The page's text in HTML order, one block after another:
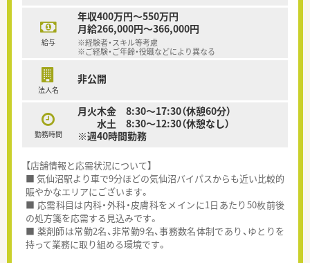
給与
年収400万円～550万円
月給266,000円～366,000円
※経験者・スキル等考慮
※ご経験・ご年齢・役職などにより異なる
法人名
非公開
勤務時間
月火木金 8:30～17:30（休憩60分）
水土 8:30～12:30（休憩なし）
※週40時間勤務
【店舗情報と応需状況について】
■ 気仙沼駅より車で9分ほどの気仙沼バイパスからも近い比較的
賑やかなエリアにございます。
■ 応需科目は内科・外科・皮膚科をメインに1日あたり50枚前後
の処方箋を応需する見込みです。
■ 薬剤師は常勤2名、非常勤9名、事務数名体制であり、ゆとりを
持って業務に取り組める環境です。